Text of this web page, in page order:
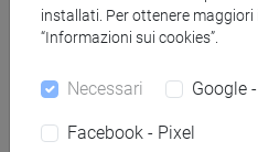
europeo
[FM7] STORIA DAL
(DM270)
[LM3] LINGUE E
installati. Per ottenere
“Informazioni sui cookies”.
Necessari Google
Facebook - Pixel